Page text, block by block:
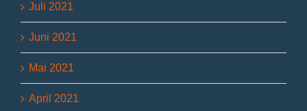
Juli 2021
Juni 2021
Mai 2021
April 2021